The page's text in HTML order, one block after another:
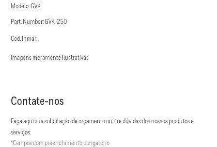
Modelo: GVK
Part. Number: GVK-250
Cod. Inmar:
Imagens meramente ilustrativas
Contate-nos
Faça aqui sua solicitação de orçamento ou tire dúvidas dos nossos produtos e
serviços.
*Campos com preenchimento obrigatório